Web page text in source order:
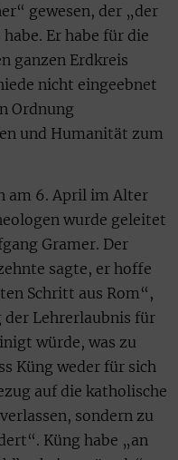
gewesen, der „der
Er habe für die
ganzen Erdkreis
nicht eingeebnet
Ordnung
und Humanität zum
am 6. April im Alter
wurde geleitet
Gramer. Der
sagte, er hoffe
Schritt aus Rom“,
der Lehrerlaubnis für
würde, was zu
Küng weder für sich
auf die katholische
sondern zu
Küng habe „an